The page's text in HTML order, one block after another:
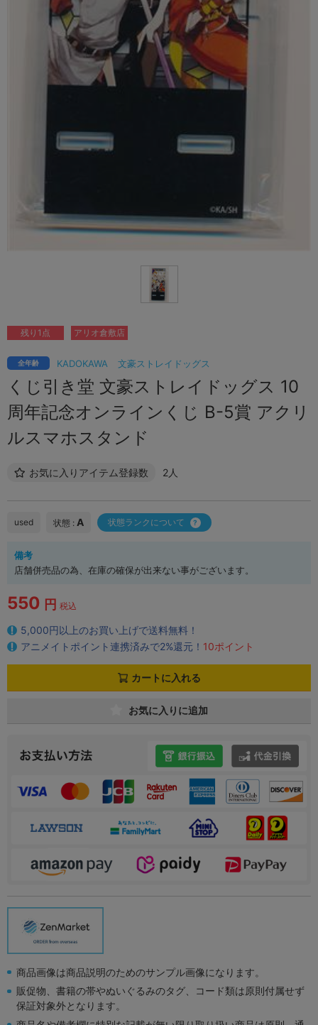
KADOKAWA 文豪ストレイドッグス
全年齢
くじ引き堂 文豪ストレイドッグス 10
周年記念オンラインくじ B-5賞 アクリ
ルスマホスタンド
お気に入りアイテム登録数 2人
残り1点 アリオ倉敷店
used 状態 : A 状態ランクについて
備考
店舗併売品の為、在庫の確保が出来ない事がございます。
550 円 税込
5,000円以上のお買い上げで送料無料！
アニメイトポイント連携済みで2%還元！ 10ポイント
カートに入れる
お気に入りに追加
商品画像は商品説明のためのサンプル画像になります。
販促物、書籍の帯やぬいぐるみのタグ、コード類は原則付属せず
保証対象外となります。